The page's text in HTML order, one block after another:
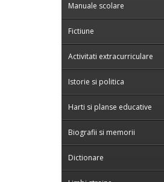
Manuale scolare
Fictiune
Activitati extracurriculare
Istorie si politica
Harti si planse educative
Biografii si memorii
Dictionare